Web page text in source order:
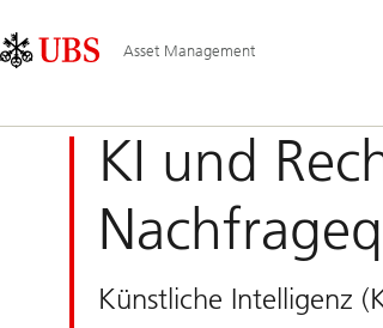
Area
Asset Management
KI und
Künstliche Intelligenz